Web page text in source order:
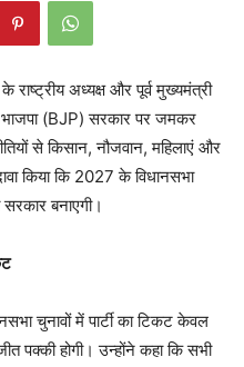
अध्यक्ष और पूर्व मुख्यमंत्री
(BJP) सरकार पर जमकर
से किसान, नौजवान, महिलाएं और
किया कि 2027 के विधानसभा
बनाएगी।
चुनावों में पार्टी का टिकट केवल
पक्की होगी। उन्होंने कहा कि सभी